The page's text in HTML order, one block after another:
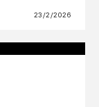
23/2/2026